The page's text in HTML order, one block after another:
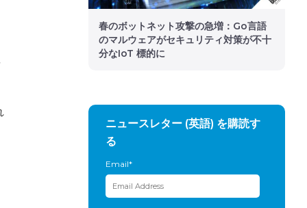
春のボットネット攻撃の急増：Go言語
のマルウェアがセキュリティ対策が不十
分なIoT 標的に
ニュースレター (英語) を購読す
る
Email*